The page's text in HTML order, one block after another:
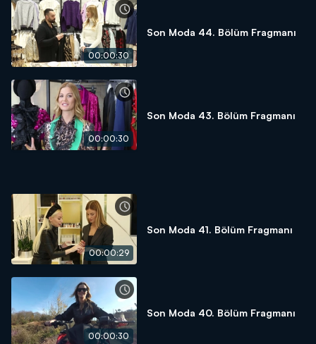
00:00:30
Son Moda 44. Bölüm Fragmanı
00:00:30
Son Moda 43. Bölüm Fragmanı
00:00:29
Son Moda 41. Bölüm Fragmanı
00:00:30
Son Moda 40. Bölüm Fragmanı